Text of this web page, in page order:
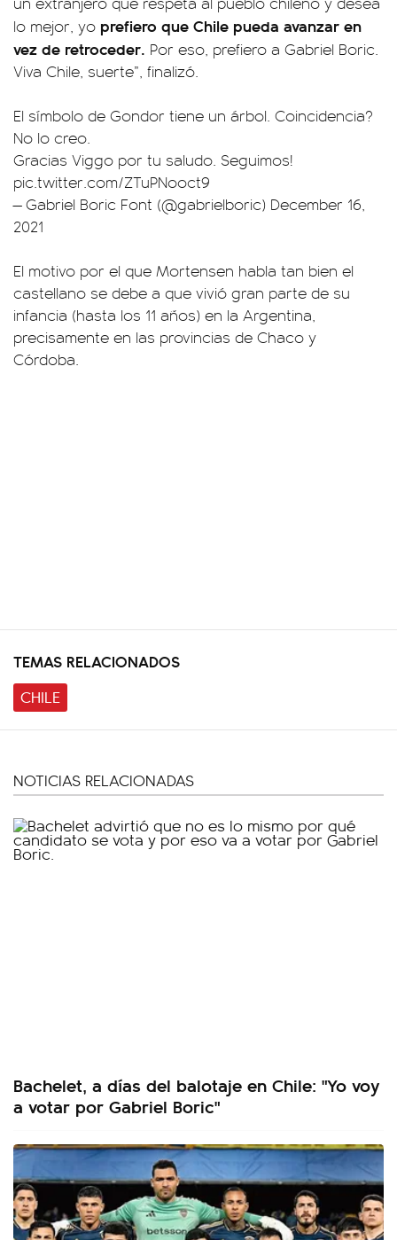
lo mejor, yo prefiero que Chile pueda avanzar en
vez de retroceder. Por eso, prefiero a Gabriel Boric.
Viva Chile, suerte”, finalizó.
El símbolo de Gondor tiene un árbol. Coincidencia?
No lo creo.
Gracias Viggo por tu saludo. Seguimos!
pic.twitter.com/ZTuPNooct9
— Gabriel Boric Font (@gabrielboric) December 16,
2021
El motivo por el que Mortensen habla tan bien el
castellano se debe a que vivió gran parte de su
infancia (hasta los 11 años) en la Argentina,
precisamente en las provincias de Chaco y
Córdoba.
TEMAS RELACIONADOS
CHILE
NOTICIAS RELACIONADAS
Bachelet, a días del balotaje en Chile: "Yo voy
a votar por Gabriel Boric"